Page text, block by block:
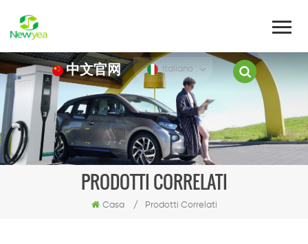
中文官网 Italiano
PRODOTTI CORRELATI
Casa / Prodotti Correlati